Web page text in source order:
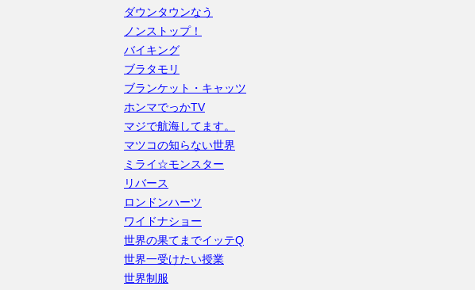
ダウンタウンなう
ノンストップ！
バイキング
ブラタモリ
ブランケット・キャッツ
ホンマでっかTV
マジで航海してます。
マツコの知らない世界
ミライ☆モンスター
リバース
ロンドンハーツ
ワイドナショー
世界の果てまでイッテQ
世界一受けたい授業
世界制服